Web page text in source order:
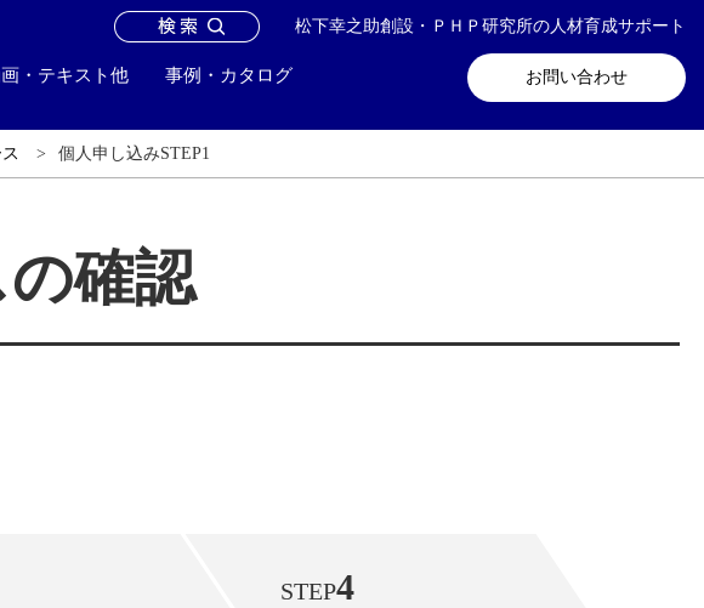
松下幸之助創設・ＰＨＰ研究所の人材育成サポート
お問い合わせ
・テキスト他 事例・カタログ
お問い合わせ メールマガジン登録
個人申し込みSTEP1
確認
STEP4